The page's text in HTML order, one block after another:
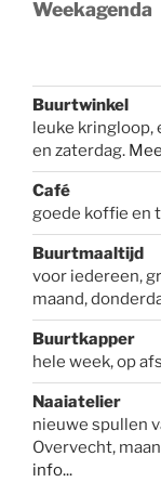
Weekagenda
Buurtwinkel
leuke
en zaterdag.
Café
goede koffie en
Buurtmaaltijd
voor iedereen,
maand,
Buurtkapper
hele week, op
Naaiatelier
nieuwe spullen
Overvecht,
info...